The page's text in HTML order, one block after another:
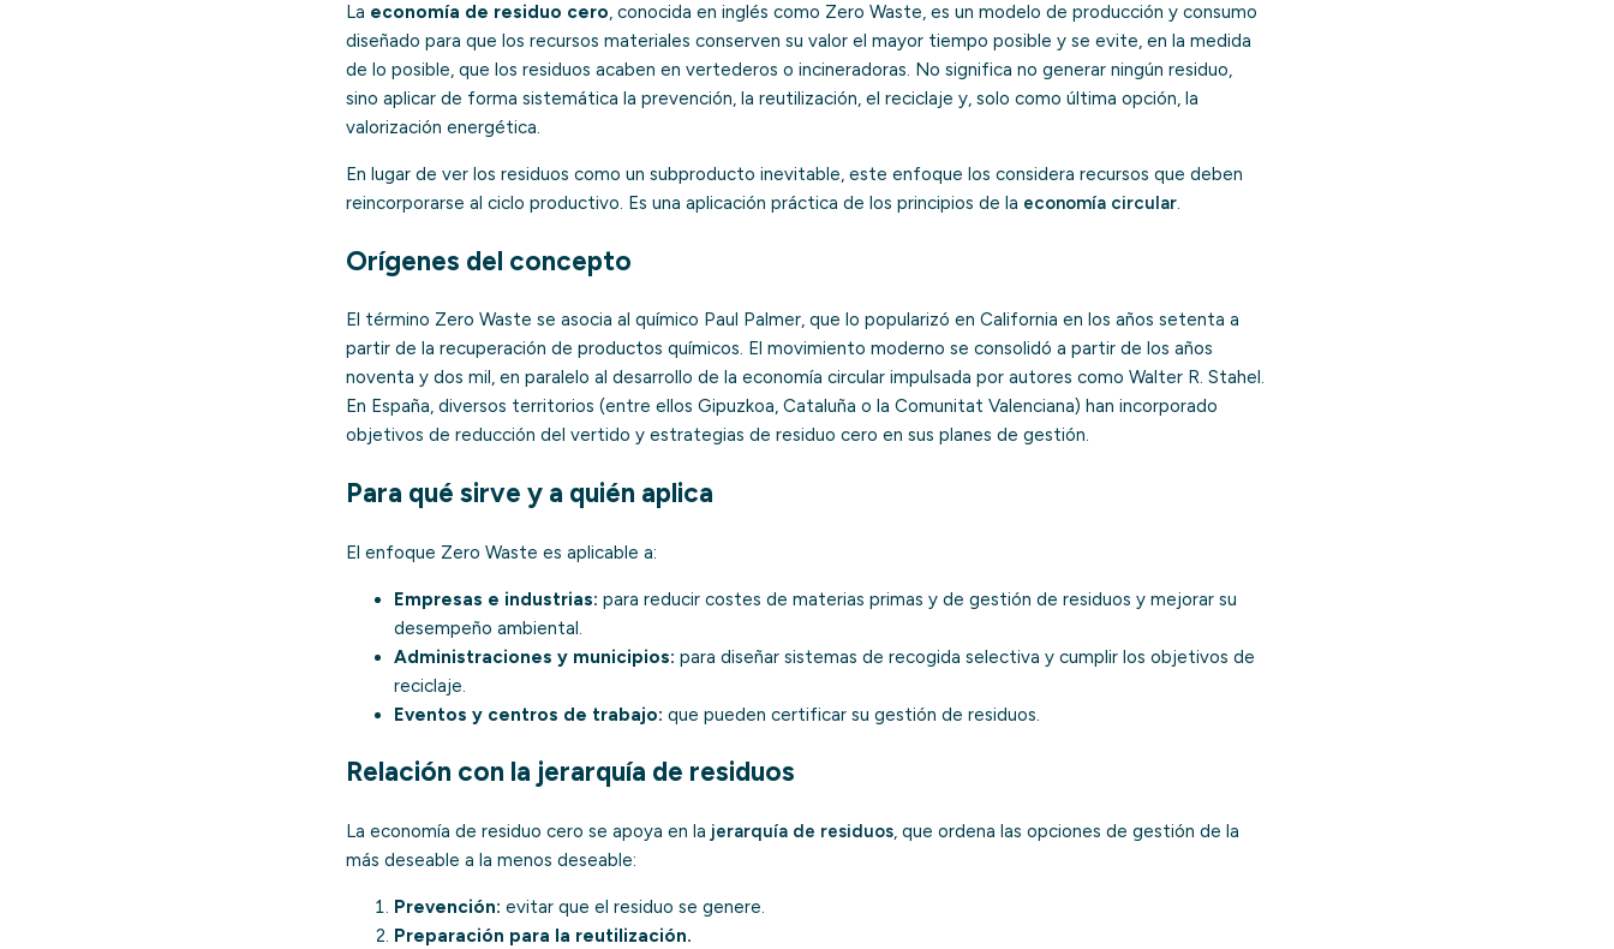
La economía de residuo cero, conocida en inglés como Zero Waste, es un modelo de producción y consumo
diseñado para que los recursos materiales conserven su valor el mayor tiempo posible y se evite, en la medida
de lo posible, que los residuos acaben en vertederos o incineradoras. No significa no generar ningún residuo,
sino aplicar de forma sistemática la prevención, la reutilización, el reciclaje y, solo como última opción, la
valorización energética.
En lugar de ver los residuos como un subproducto inevitable, este enfoque los considera recursos que deben
reincorporarse al ciclo productivo. Es una aplicación práctica de los principios de la economía circular.
Orígenes del concepto
El término Zero Waste se asocia al químico Paul Palmer, que lo popularizó en California en los años setenta a
partir de la recuperación de productos químicos. El movimiento moderno se consolidó a partir de los años
noventa y dos mil, en paralelo al desarrollo de la economía circular impulsada por autores como Walter R. Stahel.
En España, diversos territorios (entre ellos Gipuzkoa, Cataluña o la Comunitat Valenciana) han incorporado
objetivos de reducción del vertido y estrategias de residuo cero en sus planes de gestión.
Para qué sirve y a quién aplica
El enfoque Zero Waste es aplicable a:
Empresas e industrias: para reducir costes de materias primas y de gestión de residuos y mejorar su
desempeño ambiental.
Administraciones y municipios: para diseñar sistemas de recogida selectiva y cumplir los objetivos de
reciclaje.
Eventos y centros de trabajo: que pueden certificar su gestión de residuos.
Relación con la jerarquía de residuos
La economía de residuo cero se apoya en la jerarquía de residuos, que ordena las opciones de gestión de la
más deseable a la menos deseable:
Prevención: evitar que el residuo se genere.
Preparación para la reutilización.